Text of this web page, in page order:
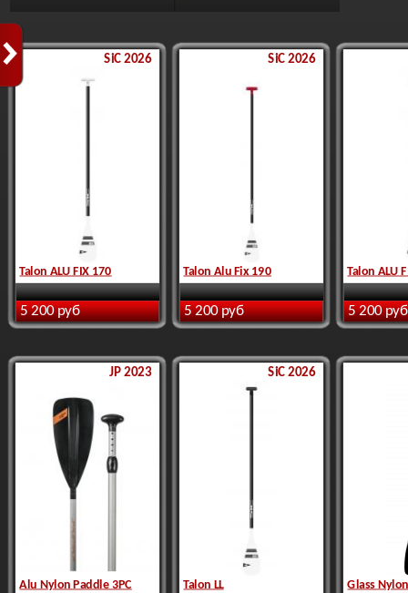
SiC 2026
Talon ALU FIX 170
5 200 руб
SiC 2026
Talon Alu Fix 190
5 200 руб
Talon ALU
5 200 руб
JP 2023
Alu Nylon Paddle 3PC
SiC 2026
Talon LL Glass